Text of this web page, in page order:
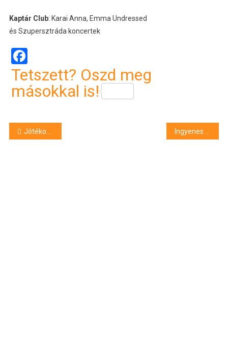
Kaptár Club: Karai Anna, Emma Undressed
és Szupersztráda koncertek
Facebook
Tetszett? Oszd meg
másokkal is!
Bejegyzés
Jótékonysági árverés: elkeltek a mezek